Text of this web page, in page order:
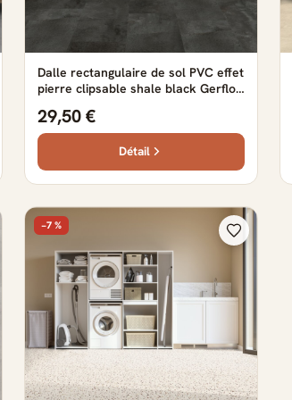
Dalle rectangulaire de sol PVC effet
pierre clipsable shale black Gerflor
29,50 €
Détail
−7 %